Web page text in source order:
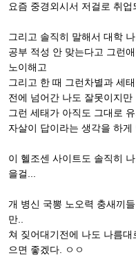
요즘 중경외시서 저걸로 취업
그리고 솔직히 말해서 대학
공부 적성 안 맞는다고 그런
노이해고
그리고 한 때 그런차별과 세
전에 넘어간 나도 잘못이지만
그런 세태가 아직도 그대로
자살이 답이라는 생각을 하게
이 헬조센 사이트도 솔직히
을걸...
개 병신 국뽕 노오력 충새끼
만..
쳐 짖어대기전에 나도 나름
으면 좋겠다. ㅇㅇ